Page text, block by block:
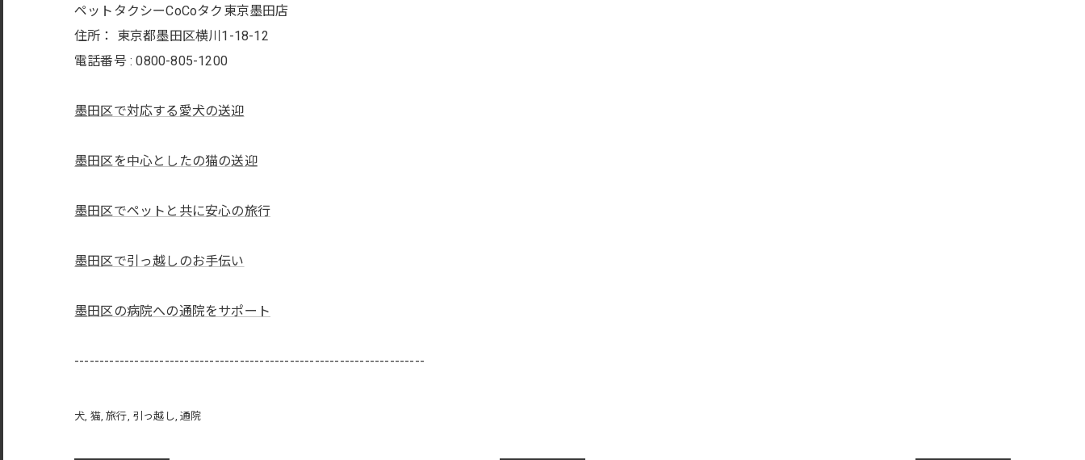
ペットタクシーCoCoタク東京墨田店
住所： 東京都墨田区横川1-18-12
電話番号 :0800-805-1200
墨田区で対応する愛犬の送迎
墨田区を中心としたの猫の送迎
墨田区でペットと共に安心の旅行
墨田区で引っ越しのお手伝い
墨田区の病院への通院をサポート
----------------------------------------------------------------------
犬 猫 旅行 引っ越し 通院